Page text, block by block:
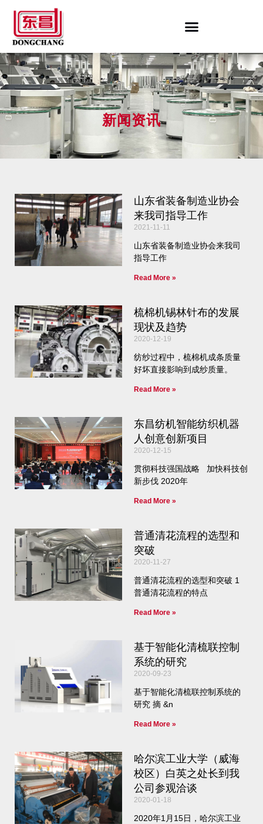
新闻资讯
山东省装备制造业协会
来我司指导工作
2021-11-11
山东省装备制造业协会来我司
指导工作
Read More »
梳棉机锡林针布的发展
现状及趋势
2020-12-19
纺纱过程中，梳棉机成条质量
好坏直接影响到成纱质量。
Read More »
东昌纺机智能纺织机器
人创意创新项目
2020-12-15
贯彻科技强国战略 加快科技创
新步伐 2020年
Read More »
普通清花流程的选型和
突破
2020-11-27
普通清花流程的选型和突破 1
普通清花流程的特点
Read More »
基于智能化清梳联控制
系统的研究
2020-09-23
基于智能化清梳联控制系统的
研究 摘 &n
Read More »
哈尔滨工业大学（威海
校区）白英之处长到我
公司参观洽谈
2020-01-18
2020年1月15日，哈尔滨工业